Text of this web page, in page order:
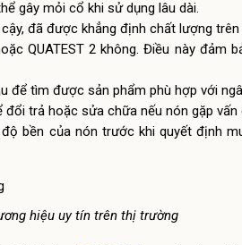
gây mỏi cổ khi sử dụng lâu dài.
đã được khẳng định chất lượng
QUATEST 2 không. Điều này đảm
để tìm được sản phẩm phù hợp với
trả hoặc sửa chữa nếu nón gặp vấn
bền của nón trước khi quyết định
hiệu uy tín trên thị trường